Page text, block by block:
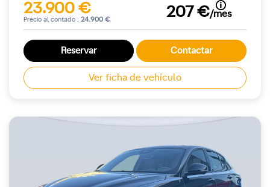
23.900 €
Precio al contado : 24.900 € 207 €/mes
Reservar Contactar
Ver ficha de vehículo